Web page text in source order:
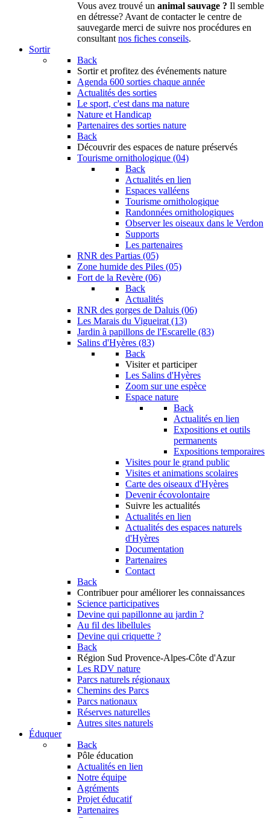
Vous avez trouvé un animal sauvage ? Il semble
en détresse? Avant de contacter le centre de
sauvegarde merci de suivre nos procédures en
consultant nos fiches conseils.
Sortir
Back
Sortir et profitez des événements nature
Agenda 600 sorties chaque année
Actualités des sorties
Le sport, c'est dans ma nature
Nature et Handicap
Partenaires des sorties nature
Back
Découvrir des espaces de nature préservés
Tourisme ornithologique (04)
Back
Actualités en lien
Espaces valléens
Tourisme ornithologique
Randonnées ornithologiques
Observer les oiseaux dans le Verdon
Supports
Les partenaires
RNR des Partias (05)
Zone humide des Piles (05)
Fort de la Revère (06)
Back
Actualités
RNR des gorges de Daluis (06)
Les Marais du Vigueirat (13)
Jardin à papillons de l'Escarelle (83)
Salins d'Hyères (83)
Back
Visiter et participer
Les Salins d'Hyères
Zoom sur une espèce
Espace nature
Back
Actualités en lien
Expositions et outils
permanents
Expositions temporaires
Visites pour le grand public
Visites et animations scolaires
Carte des oiseaux d'Hyères
Devenir écovolontaire
Suivre les actualités
Actualités en lien
Actualités des espaces naturels
d'Hyères
Documentation
Partenaires
Contact
Back
Contribuer pour améliorer les connaissances
Science participatives
Devine qui papillonne au jardin ?
Au fil des libellules
Devine qui criquette ?
Back
Région Sud Provence-Alpes-Côte d'Azur
Les RDV nature
Parcs naturels régionaux
Chemins des Parcs
Parcs nationaux
Réserves naturelles
Autres sites naturels
Éduquer
Back
Pôle éducation
Actualités en lien
Notre équipe
Agréments
Projet éducatif
Partenaires